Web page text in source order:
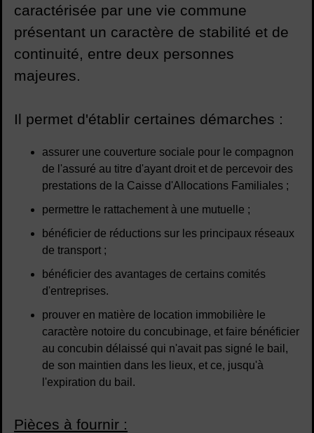
caractérisée par une vie commune
présentant un caractère de stabilité et de
continuité, entre deux personnes
majeures.
Il permet d'établir certaines démarches :
assurer une couverture sociale pour le compagnon
de l'assuré au titre d'ayant droit et de percevoir des
prestations de la Caisse d'Allocations Familiales ;
permettre le rattachement à une mutuelle ;
bénéficier de réductions sur les principaux réseaux
de transport ;
bénéficier des avantages de certains comités
d'entreprises.
prouver en matière de location immobilière le
caractère notoire du concubinage, et faire bénéficier
au concubin délaissé qui n'avait pas signé le bail,
de son maintien dans les lieux, et ce, jusqu'à
l'expiration du bail.
Pièces à fournir :